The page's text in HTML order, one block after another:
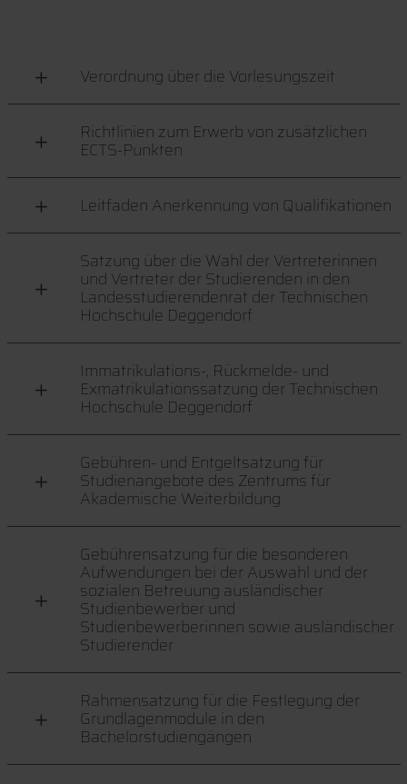
Verordnung über die Vorlesungszeit
Richtlinien zum Erwerb von zusätzlichen
ECTS-Punkten
Leitfaden Anerkennung von Qualifikationen
Satzung über die Wahl der Vertreterinnen
und Vertreter der Studierenden in den
Landesstudierendenrat der Technischen
Hochschule Deggendorf
Immatrikulations-, Rückmelde- und
Exmatrikulationssatzung der Technischen
Hochschule Deggendorf
Gebühren- und Entgeltsatzung für
Studienangebote des Zentrums für
Akademische Weiterbildung
Gebührensatzung für die besonderen
Aufwendungen bei der Auswahl und der
sozialen Betreuung ausländischer
Studienbewerber und
Studienbewerberinnen sowie ausländischer
Studierender
Rahmensatzung für die Festlegung der
Grundlagenmodule in den
Bachelorstudiengängen